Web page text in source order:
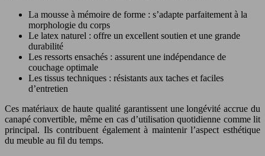
La mousse à mémoire de forme : s’adapte parfaitement à la
morphologie du corps
Le latex naturel : offre un excellent soutien et une grande
durabilité
Les ressorts ensachés : assurent une indépendance de
couchage optimale
Les tissus techniques : résistants aux taches et faciles
d’entretien
Ces matériaux de haute qualité garantissent une longévité accrue du
canapé convertible, même en cas d’utilisation quotidienne comme lit
principal. Ils contribuent également à maintenir l’aspect esthétique
du meuble au fil du temps.